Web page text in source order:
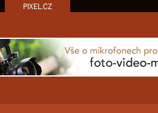
PIXEL.CZ